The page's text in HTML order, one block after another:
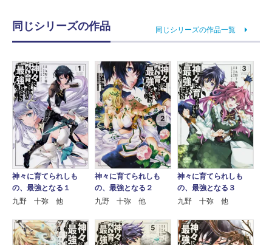
同じシリーズの作品 同じシリーズの作品一覧
神々に育てられしも
の、最強となる１
九野 十弥 他
神々に育てられしも
の、最強となる２
九野 十弥 他
神々に育てられしも
の、最強となる３
九野 十弥 他